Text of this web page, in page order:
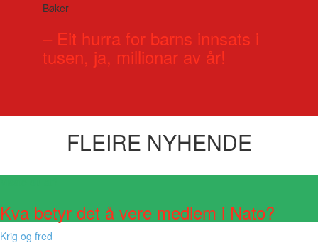
Bøker
– Eit hurra for barns innsats i
tusen, ja, millionar av år!
FLEIRE NYHENDE
Kva betyr det å vere medlem i Nato?
Krig og fred